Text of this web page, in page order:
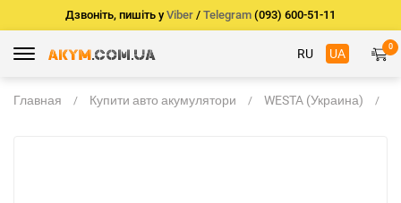
Дзвоніть, пишіть у Viber / Telegram (093) 600-51-11
RU UA 0
Главная Купити авто акумулятори WESTA (Украина)